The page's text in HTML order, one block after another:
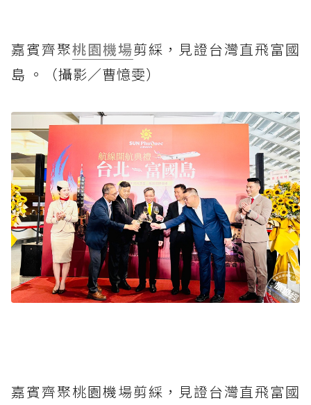
嘉賓齊聚桃園機場剪綵，見證台灣直飛富國
島 。（攝影／曹憶雯）
嘉賓齊聚桃園機場剪綵，見證台灣直飛富國